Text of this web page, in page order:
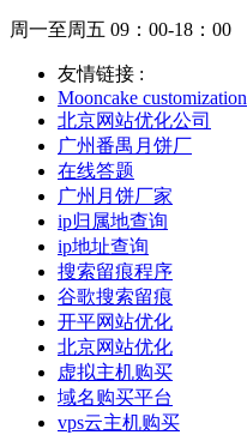
周一至周五 09：00-18：00
友情链接 :
Mooncake customization
北京网站优化公司
广州番禺月饼厂
在线答题
广州月饼厂家
ip归属地查询
ip地址查询
搜索留痕程序
谷歌搜索留痕
开平网站优化
北京网站优化
虚拟主机购买
域名购买平台
vps云主机购买